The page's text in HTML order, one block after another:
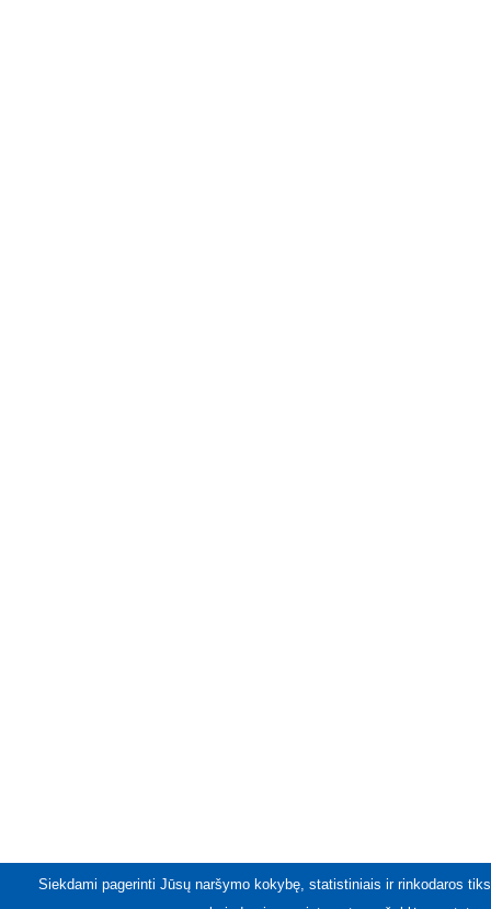
Siekdami pagerinti Jūsų naršymo kokybę, statistiniais ir rinkodaros